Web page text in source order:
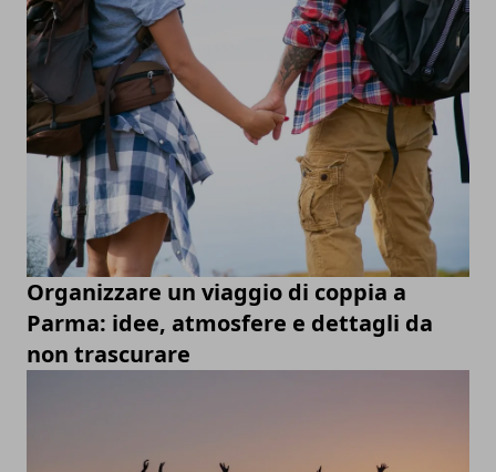
Organizzare un viaggio di coppia a
Parma: idee, atmosfere e dettagli da
non trascurare